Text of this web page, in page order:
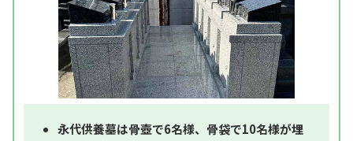
永代供養墓は骨壺で6名様、骨袋で10名様が埋